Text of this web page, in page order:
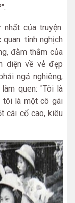
của truyện:
tinh nghịch
đằm thắm của
diện về vẻ đẹp
ngả nghiêng,
quen: "Tôi là
tôi là một cô gái
cái cổ cao, kiêu